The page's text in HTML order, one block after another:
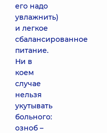
его надо
увлажнить)
и легкое
сбалансированное
питание.
Ни в
коем
случае
нельзя
укутывать
больного:
озноб –